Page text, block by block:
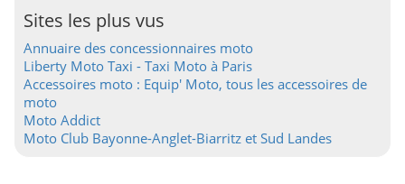
Sites les plus vus
Annuaire des concessionnaires moto
Liberty Moto Taxi - Taxi Moto à Paris
Accessoires moto : Equip' Moto, tous les accessoires de
moto
Moto Addict
Moto Club Bayonne-Anglet-Biarritz et Sud Landes